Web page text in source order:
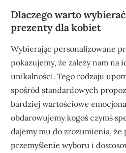
Dlaczego warto
prezenty dla kobiet
Wybierając personalizowane
pokazujemy, że zależy nam
unikalności. Tego rodzaju
spośród standardowych
bardziej wartościowe
obdarowujemy kogoś czymś
dajemy mu do zrozumienia, że
przemyślenie wyboru i